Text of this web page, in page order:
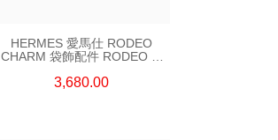
HERMES 愛馬仕 RODEO
CHARM 袋飾配件 RODEO M
3,680.00